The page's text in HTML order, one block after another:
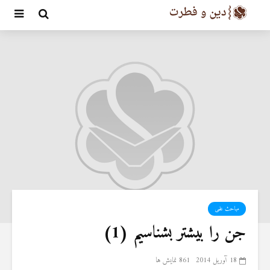
مباحث علمی
جن را بیشتر بشناسیم (1)
18 آوریل 2014 861 نمایش ها